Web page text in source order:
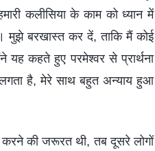
कलीसिया के काम को ध्यान में
बरखास्त कर दें, ताकि मैं कोई
कहते हुए परमेश्वर से प्रार्थना
है, मेरे साथ बहुत अन्याय हुआ
करने की जरूरत थी, तब दूसरे लोगों